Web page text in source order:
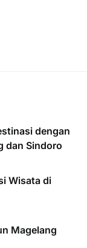
dengan
dan Sindoro
Wisata di
Magelang